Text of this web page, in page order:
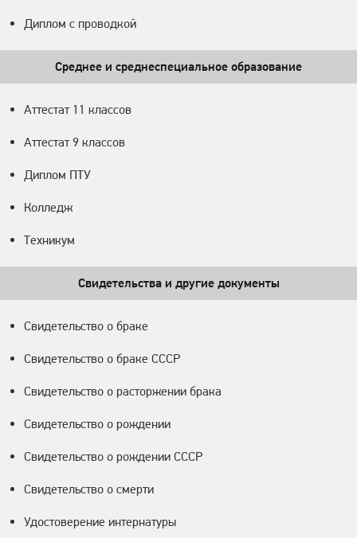
Диплом с проводкой
Среднее и среднеспециальное образование
Аттестат 11 классов
Аттестат 9 классов
Диплом ПТУ
Колледж
Техникум
Свидетельства и другие документы
Свидетельство о браке
Свидетельство о браке СССР
Свидетельство о расторжении брака
Свидетельство о рождении
Свидетельство о рождении СССР
Свидетельство о смерти
Удостоверение интернатуры